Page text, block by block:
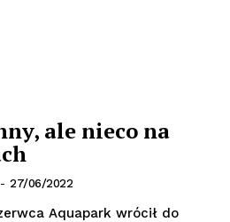
ale nieco na
- 27/06/2022
Aquapark wrócił do